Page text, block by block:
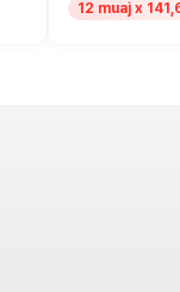
12 muaj x